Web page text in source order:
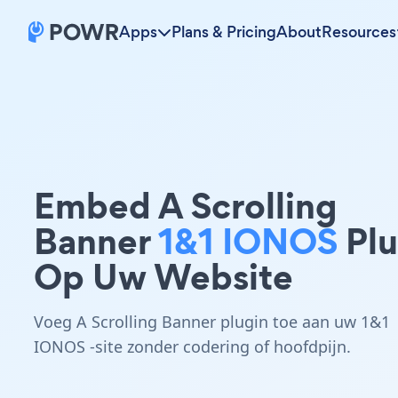
Apps Plans & PricingAboutResources
Embed A Scrolling
Banner1&1 IONOS
Op Uw Website
Voeg A Scrolling Banner plugin toe aan uw 1&1
IONOS -site zonder codering of hoofdpijn.